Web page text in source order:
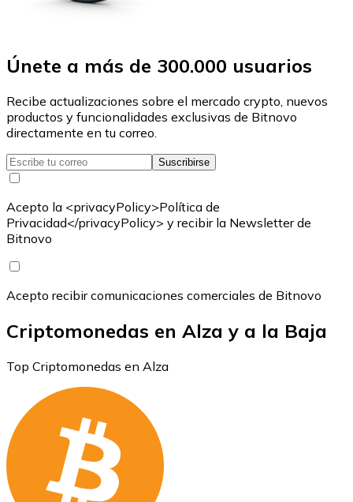
Únete a más de 300.000 usuarios
Recibe actualizaciones sobre el mercado crypto, nuevos
productos y funcionalidades exclusivas de Bitnovo
directamente en tu correo.
Suscribirse
Acepto la <privacyPolicy>Política de
Privacidad</privacyPolicy> y recibir la Newsletter de
Bitnovo
Acepto recibir comunicaciones comerciales de Bitnovo
Criptomonedas en Alza y a la Baja
Top Criptomonedas en Alza